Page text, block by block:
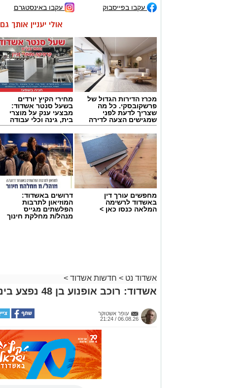
עקבו בפייסבוק עקבו באינסטגרם
אולי יעניין אותך גם
מכרז הדירות הגדול של
פרשקובסקי. כל מה
שצריך לדעת לפני
שמגישים הצעה לדירה
באשדוד
מחירי הקיץ יורדים
בשעל סנטר אשדוד:
מבצעי ענק על מוצרי
בית, גינה וכלי עבודה
מחפשים עורך דין
באשדוד לרשימה
המלאה כנסו כאן >
דרושים באשדוד:
המוזיאון לתרבות
הפלשתים מגייס
מנהל/ת מחלקת חינוך
אשדוד נט > חדשות אשדוד >
אשדוד: רוכב אופנוע בן 48 נפצע בינוני בתאונה
עופר אשטוקר
06.08.26 / 21:24